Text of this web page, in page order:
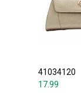
41034120
17.99